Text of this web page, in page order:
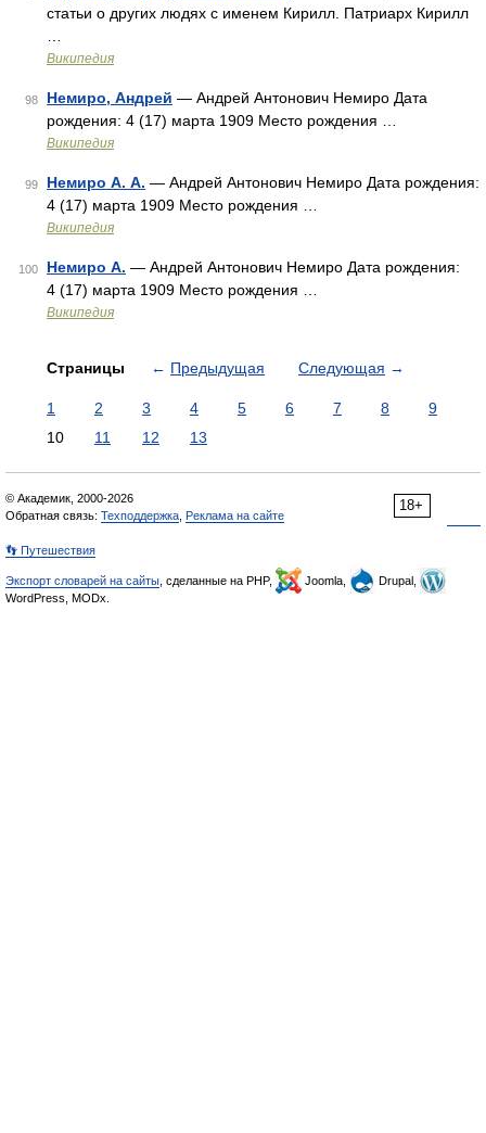
статьи о других людях с именем Кирилл. Патриарх Кирилл
Википедия
98 Немиро, Андрей — Андрей Антонович Немиро Дата
рождения: 4 (17) марта 1909 Место рождения …
Википедия
99 Немиро А. А. — Андрей Антонович Немиро Дата рождения:
4 (17) марта 1909 Место рождения …
Википедия
100 Немиро А. — Андрей Антонович Немиро Дата рождения:
4 (17) марта 1909 Место рождения …
Википедия
Страницы ← Предыдущая Следующая →
1 2 3 4 5 6 7 8
9
10
11 12 13
18+
© Академик, 2000-2026
Обратная связь: Техподдержка Реклама на сайте
👣 Путешествия
Экспорт словарей на сайты , сделанные на PHP, Joomla,
Drupal,
WordPress, MODx.